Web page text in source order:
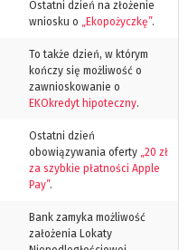
Ostatni dzień na złożenie
wniosku o
„Ekopożyczkę”.
To także dzień, w którym
kończy się możliwość o
zawnioskowanie o
EKOkredyt hipoteczny.
Ostatni dzień
obowiązywania oferty „20 zł
za szybkie płatności Apple
Pay”.
Bank zamyka możliwość
założenia Lokaty